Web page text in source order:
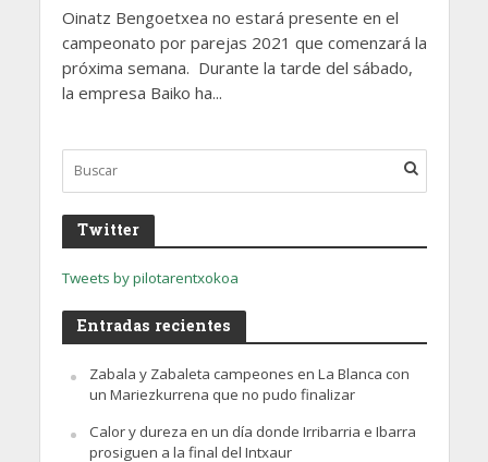
Oinatz Bengoetxea no estará presente en el
campeonato por parejas 2021 que comenzará la
próxima semana. Durante la tarde del sábado,
la empresa Baiko ha...
Twitter
Tweets by pilotarentxokoa
Entradas recientes
Zabala y Zabaleta campeones en La Blanca con
un Mariezkurrena que no pudo finalizar
Calor y dureza en un día donde Irribarria e Ibarra
prosiguen a la final del Intxaur